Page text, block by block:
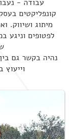
עבודה -
קונפליקטים
מיתוג ושיווק.
לפטופים וניגע
נהיה בקשר גם